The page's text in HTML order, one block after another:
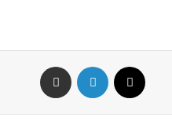
ایکس لینکداین